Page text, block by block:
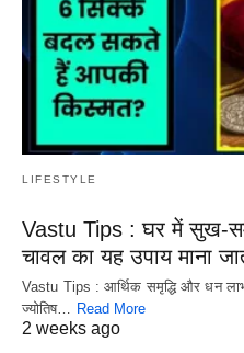
LIFESTYLE
Vastu Tips : घर में सुख-
चावल का यह उपाय माना
Vastu Tips : आर्थिक समृद्धि और धन
ज्योतिष… Read More
2 weeks ago